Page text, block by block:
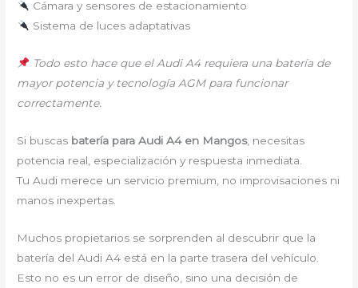
Cámara y sensores de estacionamiento
Sistema de luces adaptativas
Todo esto hace que el Audi A4 requiera una batería de
mayor potencia y tecnología AGM para funcionar
correctamente.
Si buscas batería para Audi A4 en Mangos, necesitas
potencia real, especialización y respuesta inmediata.
Tu Audi merece un servicio premium, no improvisaciones ni
manos inexpertas.
Muchos propietarios se sorprenden al descubrir que la
batería del Audi A4 está en la parte trasera del vehículo.
Esto no es un error de diseño, sino una decisión de